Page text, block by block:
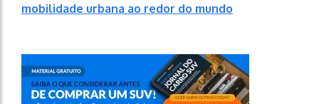
mobilidade urbana ao redor do mundo